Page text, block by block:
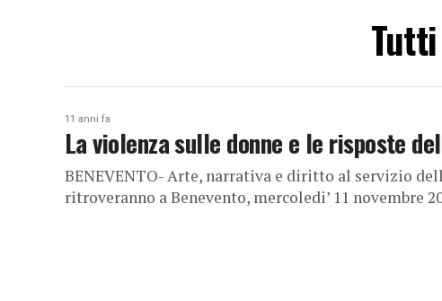
11 anni fa
La violenza sulle donne e le risposte
BENEVENTO- Arte, narrativa e diritto al servizio
ritroveranno a Benevento, mercoledi’ 11 novembre